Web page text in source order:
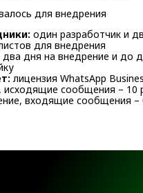
для внедрения
один разработчик и
для внедрения
два дня на внедрение и до
лицензия WhatsApp
исходящие сообщения – 10
входящие сообщения –